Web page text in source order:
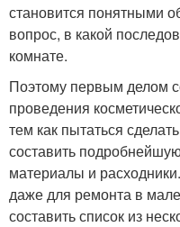
становится понятными
вопрос, в какой
комнате.
Поэтому первым делом
проведения
тем как пытаться
составить
материалы и
даже для ремонта в
составить список из